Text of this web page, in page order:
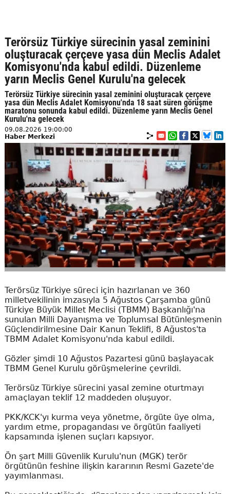
Terörsüz Türkiye sürecinin yasal zeminini
oluşturacak çerçeve yasa dün Meclis Adalet
Komisyonu'nda kabul edildi. Düzenleme
yarın Meclis Genel Kurulu'na gelecek
Terörsüz Türkiye sürecinin yasal zeminini oluşturacak çerçeve
yasa dün Meclis Adalet Komisyonu'nda 18 saat süren görüşme
maratonu sonunda kabul edildi. Düzenleme yarın Meclis Genel
Kurulu'na gelecek
09.08.2026 19:00:00
Haber Merkezi
Terörsüz Türkiye süreci için hazırlanan ve 360
milletvekilinin imzasıyla 5 Ağustos Çarşamba günü
Türkiye Büyük Millet Meclisi (TBMM) Başkanlığı'na
sunulan Milli Dayanışma ve Toplumsal Bütünleşmenin
Güçlendirilmesine Dair Kanun Teklifi, 8 Ağustos'ta
TBMM Adalet Komisyonu'nda kabul edildi.
Gözler şimdi 10 Ağustos Pazartesi günü başlayacak
TBMM Genel Kurulu görüşmelerine çevrildi.
Terörsüz Türkiye sürecini yasal zemine oturtmayı
amaçlayan teklif 12 maddeden oluşuyor.
PKK/KCK'yı kurma veya yönetme, örgüte üye olma,
yardım etme, propagandası ve örgütün faaliyeti
kapsamında işlenen suçları kapsıyor.
Ön şart Milli Güvenlik Kurulu'nun (MGK) terör
örgütünün feshine ilişkin kararının Resmi Gazete'de
yayımlanması.